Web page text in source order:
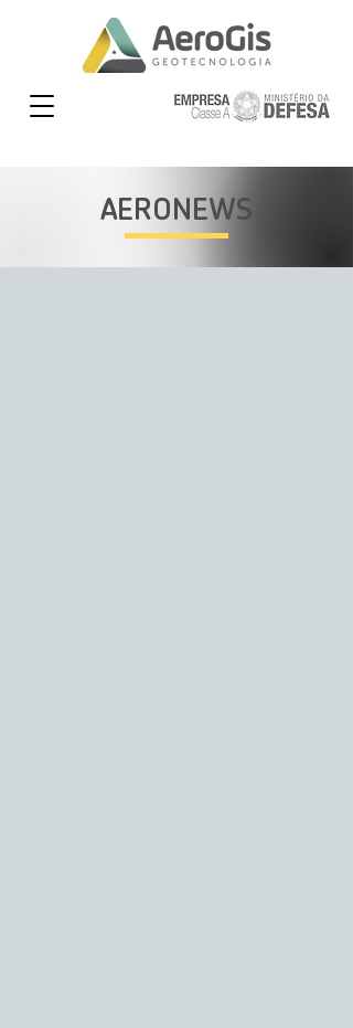
AERONEWS